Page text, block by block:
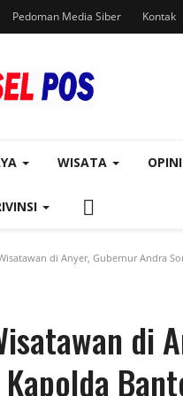
Pedoman Media Siber Kontak
WISATA OPINI
di Anyer, Gubernur Andra
di